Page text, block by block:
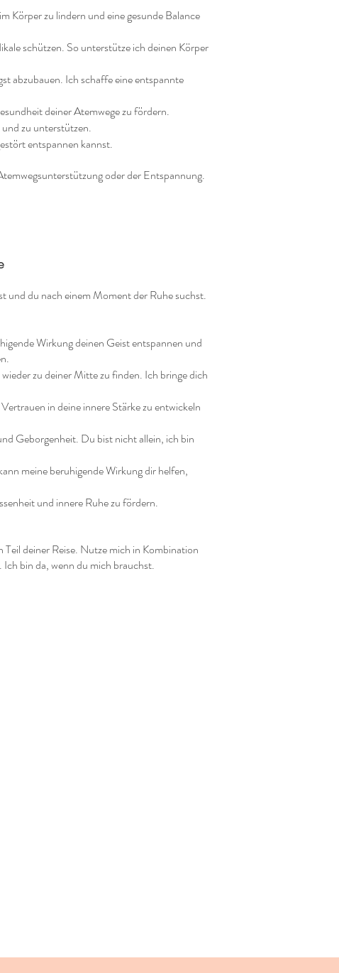
Körper zu lindern und eine gesunde Balance
schützen. So unterstütze ich deinen Körper
abzubauen. Ich schaffe eine entspannte
deiner Atemwege zu fördern.
zu unterstützen.
entspannen kannst.
oder der Entspannung.
und du nach einem Moment der Ruhe suchst.
Wirkung deinen Geist entspannen und
zu deiner Mitte zu finden. Ich bringe dich
in deine innere Stärke zu entwickeln
Geborgenheit. Du bist nicht allein, ich bin
meine beruhigende Wirkung dir helfen,
und innere Ruhe zu fördern.
deiner Reise. Nutze mich in Kombination
bin da, wenn du mich brauchst.